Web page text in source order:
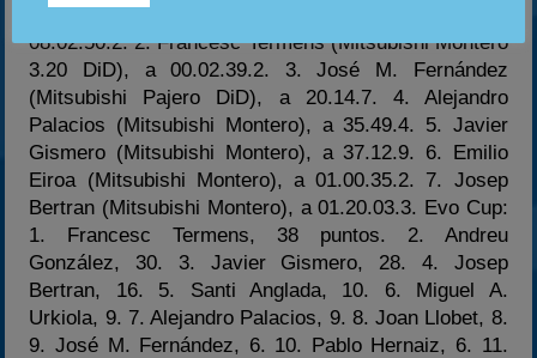
Baja Portalegre: 1. Santi Anglada (Mitsubishi L200),
08.02.50.2. 2. Francesc Termens (Mitsubishi Montero
3.20 DiD), a 00.02.39.2. 3. José M. Fernández
(Mitsubishi Pajero DiD), a 20.14.7. 4. Alejandro
Palacios (Mitsubishi Montero), a 35.49.4. 5. Javier
Gismero (Mitsubishi Montero), a 37.12.9. 6. Emilio
Eiroa (Mitsubishi Montero), a 01.00.35.2. 7. Josep
Bertran (Mitsubishi Montero), a 01.20.03.3. Evo Cup:
1. Francesc Termens, 38 puntos. 2. Andreu
González, 30. 3. Javier Gismero, 28. 4. Josep
Bertran, 16. 5. Santi Anglada, 10. 6. Miguel A.
Urkiola, 9. 7. Alejandro Palacios, 9. 8. Joan Llobet, 8.
9. José M. Fernández, 6. 10. Pablo Hernaiz, 6. 11.